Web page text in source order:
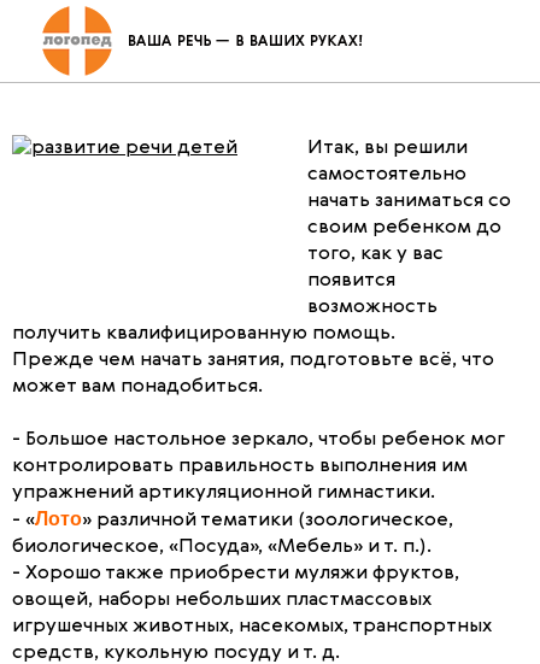
Как организовать логопедические
занятия дома
Итак, вы решили
самостоятельно
начать заниматься со
своим ребенком до
того, как у вас
появится
возможность
получить квалифицированную помощь.
Прежде чем начать занятия, подготовьте всё, что
может вам понадобиться.
- Большое настольное зеркало, чтобы ребенок мог
контролировать правильность выполнения им
упражнений артикуляционной гимнастики.
- «Лото» различной тематики (зоологическое,
биологическое, «Посуда», «Мебель» и т. п.).
- Хорошо также приобрести муляжи фруктов,
овощей, наборы небольших пластмассовых
игрушечных животных, насекомых, транспортных
средств, кукольную посуду и т. д.